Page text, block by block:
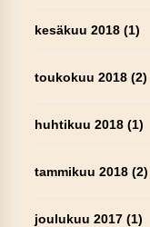
kesäkuu 2018(1)
toukokuu 2018(2)
huhtikuu 2018(1)
tammikuu 2018(2)
joulukuu 2017(1)